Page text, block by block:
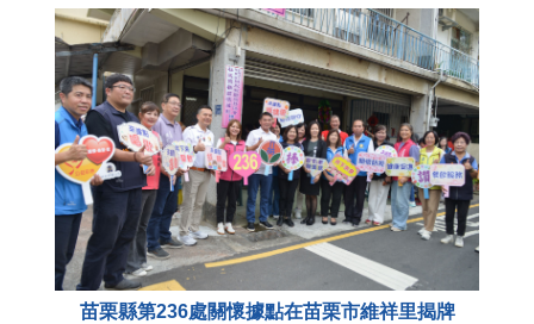
苗栗縣第236處關懷據點在苗栗市維祥里揭牌